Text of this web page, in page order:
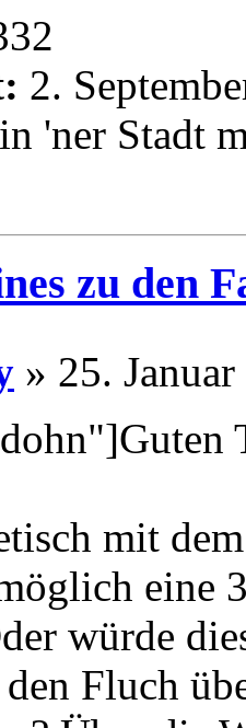
2.
in 'ner Stadt
zu den
» 25.
mit
eine
würde
Fluch